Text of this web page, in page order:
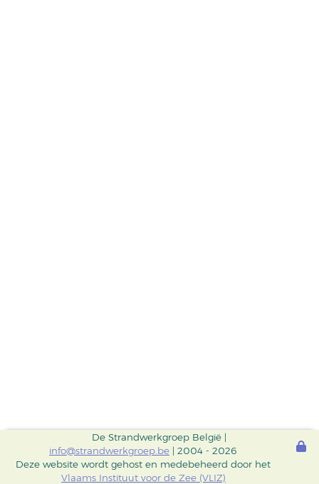
De Strandwerkgroep België |
info@strandwerkgroep.be | 2004 - 2026
Deze website wordt gehost en medebeheerd door het
Vlaams Instituut voor de Zee (VLIZ)